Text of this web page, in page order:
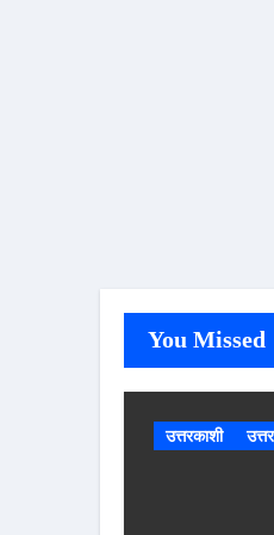
You Missed
उत्तरकाशी